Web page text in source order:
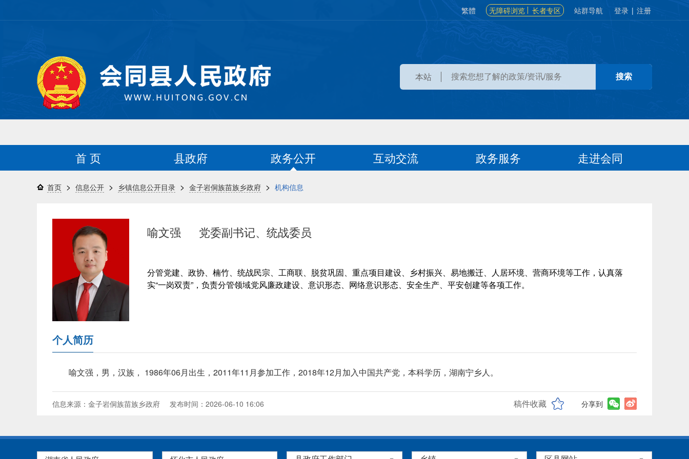
繁體 无障碍浏览 长者专区 站群导航 登录 | 注册
本站
首 页 县政府 政务公开 互动交流 政务服务 走进会同
首页 > 信息公开 > 乡镇信息公开目录 > 金子岩侗族苗族乡政府 > 机构信息
喻文强 党委副书记、统战委员
分管党建、政协、楠竹、统战民宗、工商联、脱贫巩固、重点项目建设、乡村振兴、易地搬迁、人居环境、营商环境等工作，认真落
实“一岗双责”，负责分管领域党风廉政建设、意识形态、网络意识形态、安全生产、平安创建等各项工作。
个人简历
喻文强，男，汉族， 1986年06月出生，2011年11月参加工作，2018年12月加入中国共产党，本科学历，湖南宁乡人。
信息来源：金子岩侗族苗族乡政府 发布时间：2026-06-10 16:06 稿件收藏 分享到